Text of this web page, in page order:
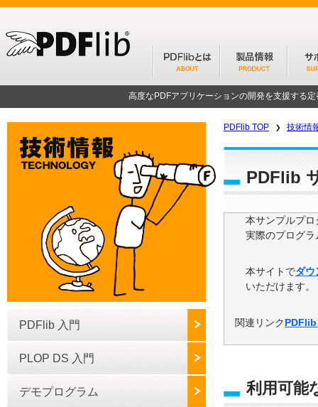
高度なPDFアプリケーションの開発を支援する
PDFlib 入門
PLOP DS 入門
デモプログラム
PDFlib TOP 技術情
PDFlib
本サンプルプ
実際のプログ
本サイトでダウ
いただけます。
関連リンク
利用可能